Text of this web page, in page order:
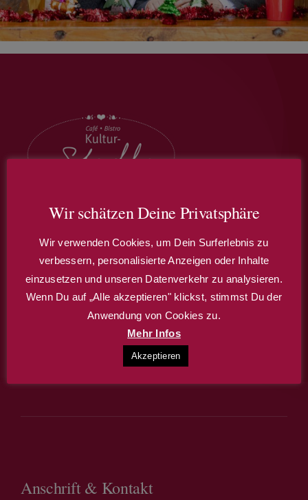
Café – Restaurant – Theater
Wir bieten Ihnen auch die Möglichkeit, den
Stadl für Ihr Familien- oder Firmenfest zu
Infos & Terminreservierung
Anschrift & Kontakt
Wir schätzen Deine Privatsphäre
Wir verwenden Cookies, um Dein Surferlebnis zu
verbessern, personalisierte Anzeigen oder Inhalte
einzusetzen und unseren Datenverkehr zu analysieren.
Wenn Du auf „Alle akzeptieren" klickst, stimmst Du der
Anwendung von Cookies zu.
Mehr Infos
Akzeptieren